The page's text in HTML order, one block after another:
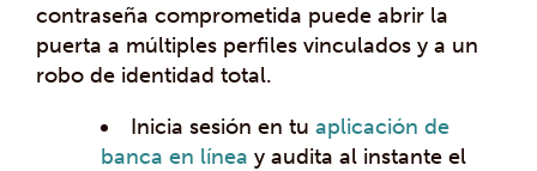
contraseña comprometida puede abrir la
puerta a múltiples perfiles vinculados y a un
robo de identidad total.
Inicia sesión en tu aplicación de
banca en línea y audita al instante el